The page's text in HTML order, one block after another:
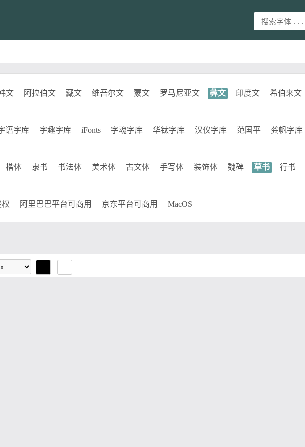
文 阿拉伯文 藏文 维吾尔文 蒙文 罗马尼亚文 彝文 印度文 希伯来文
语字库 字趣字库 iFonts 字魂字库 华钛字库 汉仪字库 范国平 龚帆字库
楷体 隶书 书法体 美术体 古文体 手写体 装饰体 魏碑 草书 行书
权 阿里巴巴平台可商用 京东平台可商用 MacOS